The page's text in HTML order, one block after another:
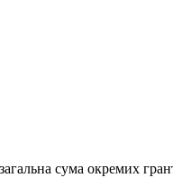
сума окремих